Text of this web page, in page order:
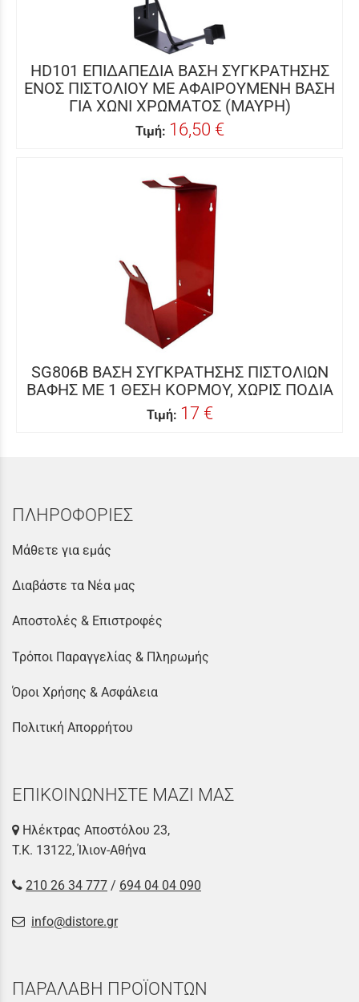
HD101 ΕΠΙΔΑΠΕΔΙΑ ΒΑΣΗ ΣΥΓΚΡΑΤΗΣΗΣ
ΕΝΟΣ ΠΙΣΤΟΛΙOΥ ΜΕ ΑΦΑΙΡΟΥΜΕΝΗ ΒΑΣΗ
ΓΙΑ ΧΩΝΙ ΧΡΩΜΑΤΟΣ (ΜΑΥΡΗ)
Τιμή: 16,50 €
SG806B ΒΑΣΗ ΣΥΓΚΡΑΤΗΣΗΣ ΠΙΣΤΟΛΙΩΝ
ΒΑΦΗΣ ΜΕ 1 ΘΕΣΗ ΚΟΡΜΟΥ, ΧΩΡΙΣ ΠΟΔΙΑ
Τιμή: 17 €
ΠΛΗΡΟΦΟΡΙΕΣ
Μάθετε για εμάς
Διαβάστε τα Νέα μας
Αποστολές & Επιστροφές
Τρόποι Παραγγελίας & Πληρωμής
Όροι Χρήσης & Ασφάλεια
Πολιτική Απορρήτου
ΕΠΙΚΟΙΝΩΝΗΣΤΕ ΜΑΖΙ ΜΑΣ
Ηλέκτρας Αποστόλου 23,
Τ.Κ. 13122, Ίλιον-Αθήνα
210 26 34 777 / 694 04 04 090
info@distore.gr
ΠΑΡΑΛΑΒΗ ΠΡΟΪΟΝΤΩΝ